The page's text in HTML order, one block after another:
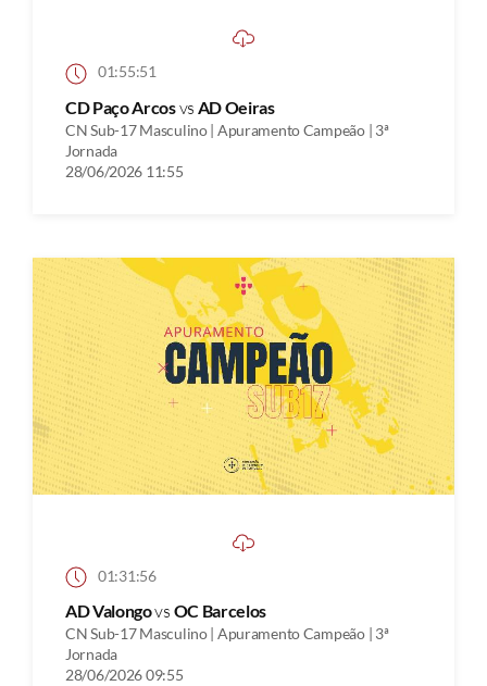
01:55:51
CD Paço Arcosvs AD Oeiras
CN Sub-17 Masculino | Apuramento Campeão | 3ª
Jornada
28/06/2026 11:55
01:31:56
AD Valongovs OC Barcelos
CN Sub-17 Masculino | Apuramento Campeão | 3ª
Jornada
28/06/2026 09:55